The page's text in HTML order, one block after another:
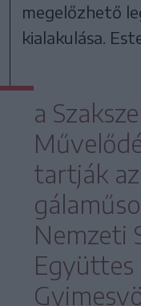
megelőzhető
kialakulása.
a
tartják
Nemzeti
Együttes